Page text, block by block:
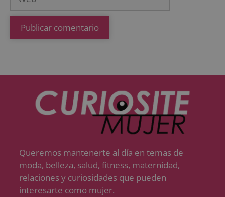
Queremos mantenerte al día en temas de
moda, belleza, salud, fitness, maternidad,
relaciones y curiosidades que pueden
interesarte como mujer.